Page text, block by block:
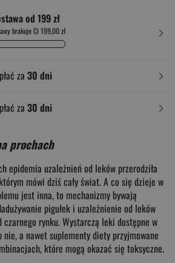
od 199 zł
brakuje Ci 199,00 zł
za 30 dni
za 30 dni
prochach
epidemia uzależnień od leków przerodziła
mówi dziś cały świat. A co się dzieje w
jest inna, to mechanizmy bywają
pigułek i uzależnienie od leków
czarnego rynku. Wystarczą leki dostępne w
a nawet suplementy diety przyjmowane
które mogą okazać się toksyczne.